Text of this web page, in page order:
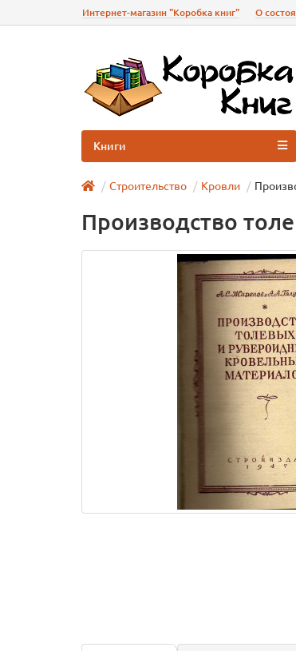
Интернет-магазин "Коробка книг" О
Книги
Строительство Кровли
Производство